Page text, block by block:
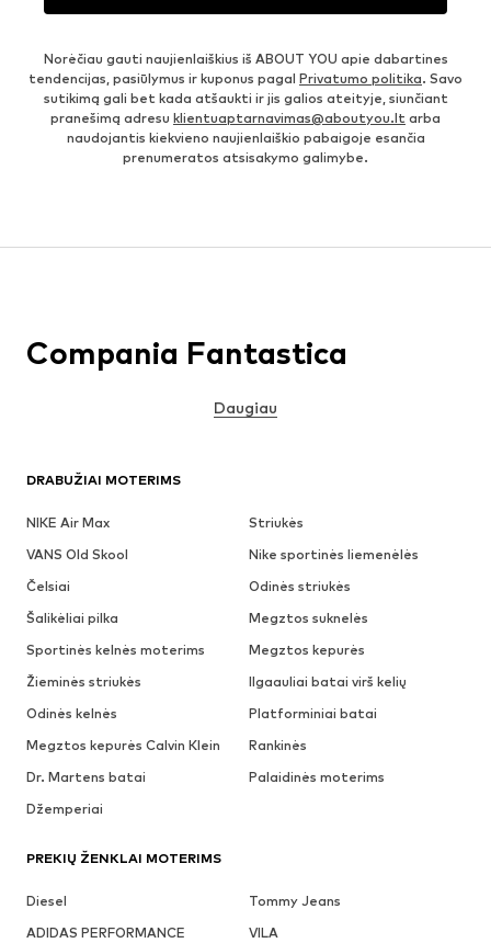
Norėčiau gauti naujienlaiškius iš ABOUT YOU apie dabartines
tendencijas, pasiūlymus ir kuponus pagal Privatumo politika. Savo
sutikimą gali bet kada atšaukti ir jis galios ateityje, siunčiant
pranešimą adresu klientuaptarnavimas@aboutyou.lt arba
naudojantis kiekvieno naujienlaiškio pabaigoje esančia
prenumeratos atsisakymo galimybe.
DRABUŽIAI MOTERIMS
NIKE Air Max
Striukės
VANS Old Skool
Nike sportinės liemenėlės
Čelsiai
Odinės striukės
Šalikėliai pilka
Megztos suknelės
Sportinės kelnės moterims
Megztos kepurės
Žieminės striukės
Ilgaauliai batai virš kelių
Odinės kelnės
Platforminiai batai
Megztos kepurės Calvin Klein
Rankinės
Dr. Martens batai
Palaidinės moterims
Džemperiai
PREKIŲ ŽENKLAI MOTERIMS
Diesel
Tommy Jeans
ADIDAS PERFORMANCE
VILA
Compania Fantastica
Daugiau